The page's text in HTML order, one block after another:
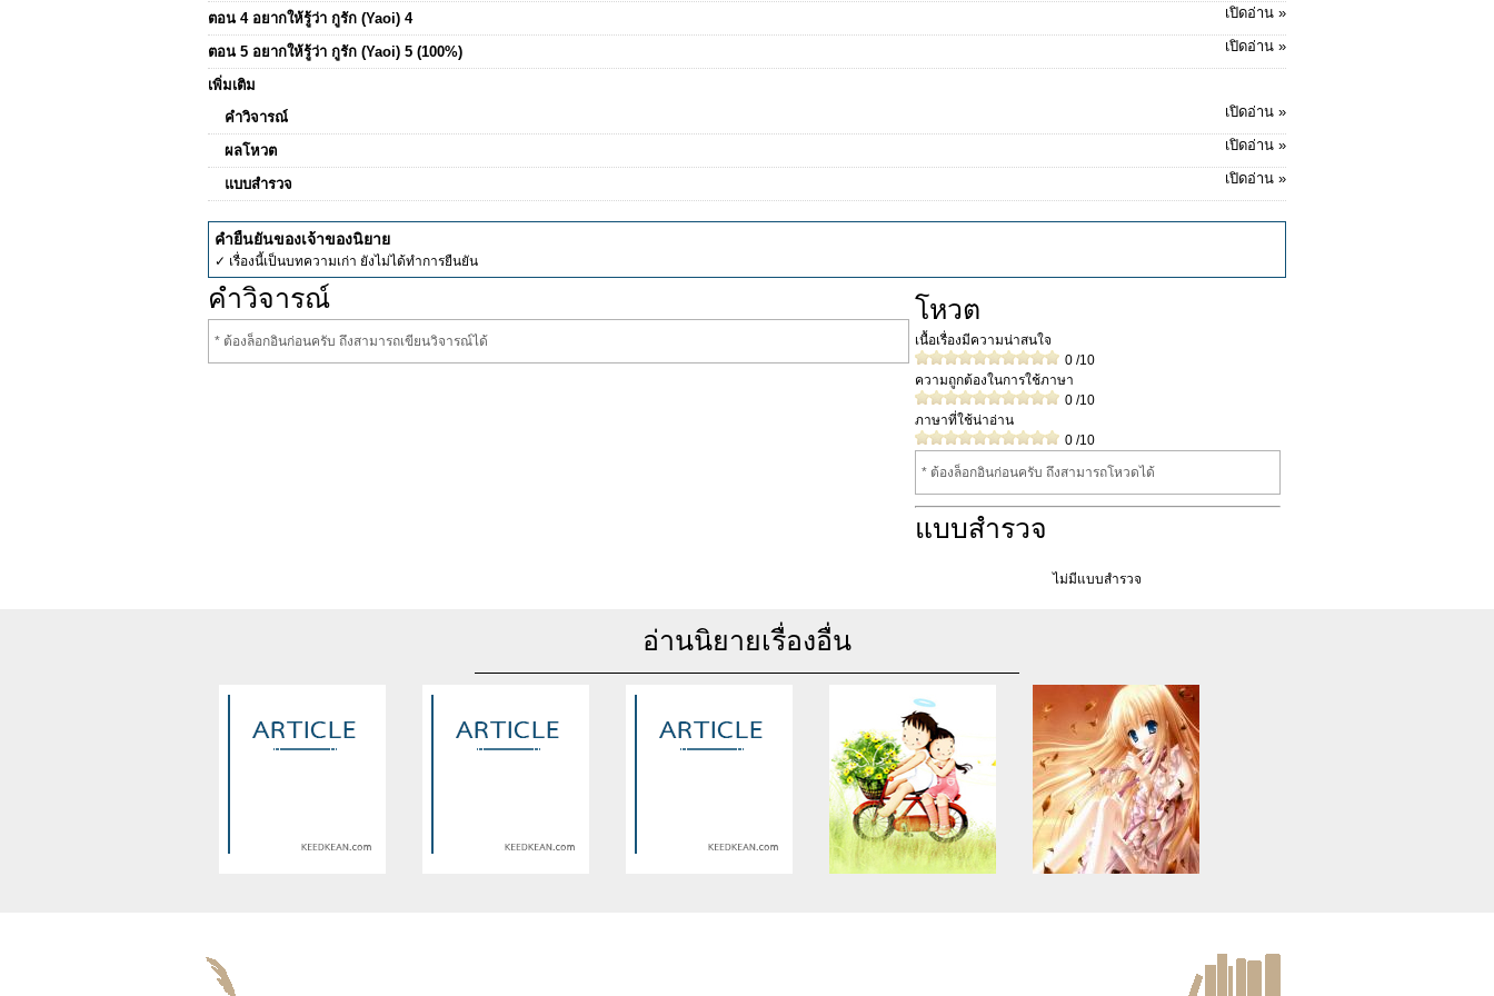
ตอน 4 อยากให้รู้ว่า กูรัก (Yaoi) 4 เปิดอ่าน »
ตอน 5 อยากให้รู้ว่า กูรัก (Yaoi) 5 (100%) เปิดอ่าน »
เพิ่มเติม
คำวิจารณ์
เปิดอ่าน »
ผลโหวต เปิดอ่าน »
แบบสำรวจ เปิดอ่าน »
คำยืนยันของเจ้าของนิยาย
✓ เรื่องนี้เป็นบทความเก่า ยังไม่ได้ทำการยืนยัน
คำวิจารณ์
* ต้องล็อกอินก่อนครับ ถึงสามารถเขียนวิจารณ์ได้
โหวต
เนื้อเรื่องมีความน่าสนใจ
0/10
ความถูกต้องในการใช้ภาษา
0/10
ภาษาที่ใช้น่าอ่าน
0/10
* ต้องล็อกอินก่อนครับ ถึงสามารถโหวดได้
แบบสำรวจ
ไม่มีแบบสำรวจ
อ่านนิยายเรื่องอื่น
assumed 'article_topic' (this
will throw an Error in a future
will throw an Error in a future